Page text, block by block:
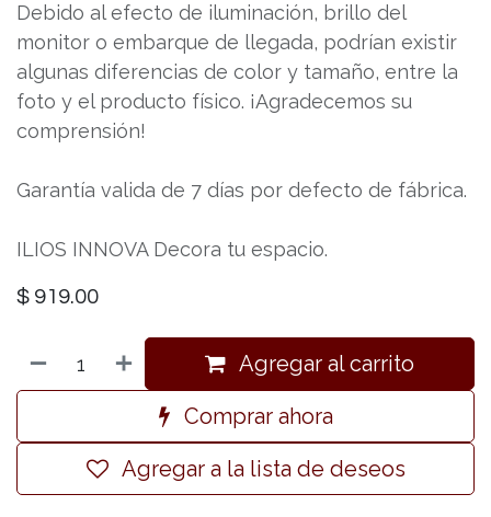
Debido al efecto de iluminación, brillo del
monitor o embarque de llegada, podrían existir
algunas diferencias de color y tamaño, entre la
foto y el producto físico. ¡Agradecemos su
comprensión!
Garantía valida de 7 días por defecto de fábrica.
ILIOS INNOVA Decora tu espacio.
$ 919.00
Agregar al carrito
Comprar ahora
Agregar a la lista de deseos